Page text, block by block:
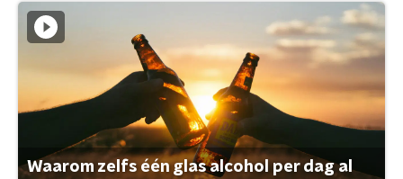
Waarom zelfs één glas alcohol per dag al